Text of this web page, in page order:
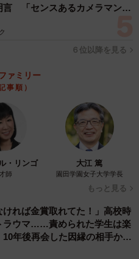
実現に向け、さらにこれら
れる可能性は少なくありま
齢者雇用状況等報告」によ
会措置実施済みの企業は
今後ますます増加する見込
か、現在40代～50代の方は
機会も増えるかもしれませ
齢者雇用状況等報告」
言 「センスあるカメラマン求
６位以降を見る
ァミリー
事順）
・リンゴ
師
大江 篤
園田学園女子大学学長
もっと見る
ければ金賞取れてた！」高校時
ラウマ……責められた学生は楽
年後再会した因縁の相手から
画】